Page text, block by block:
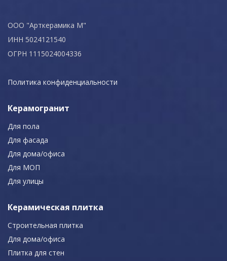
ООО "Арткерамика М"
ИНН 5024121540
ОГРН 1115024004336
Политика конфиденциальности
Керамогранит
Для пола
Для фасада
Для дома/офиса
Для МОП
Для улицы
Керамическая плитка
Строительная плитка
Для дома/офиса
Плитка для стен